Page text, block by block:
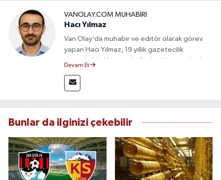
VANOLAY.COM MUHABIRI
Hacı Yılmaz
Van Olay’da muhabir ve editör olarak görev
yapan Hacı Yılmaz, 19 yıllık gazetecilik
deneyimiyle Van yerel gündemi başta olmak
takip etmektedir. Editoryal sürece katkı sunan
Yılmaz, tarafsızlık, doğruluk ve etik ilkeler
bilgilendirmektedir.
Devam Et
Bunlar da ilginizi çekebilir